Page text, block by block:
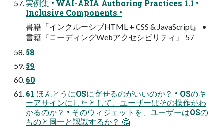
実例集 • WAI-ARIA Authoring Practices 1.1 •
Inclusive Components •
書籍『インクルーシブHTML + CSS & JavaScript』 •
書籍『コーディングWebアクセシビリティ』 57
58
59
60
61 ほんとうにOSに寄せるのがいいのか？ • OSのキ
ーアサインにしたとして、ユーザーはその操作がわ
かるのか？ • そのウィジェットを、ユーザーはOSの
ものと同一と認識するか？ 🤔